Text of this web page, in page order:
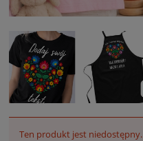
Ten produkt jest niedostępny.